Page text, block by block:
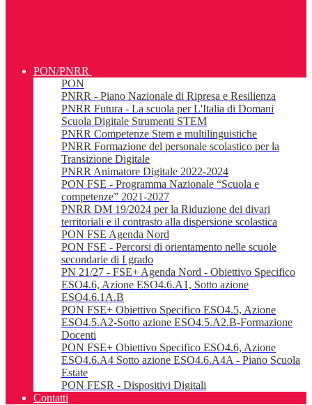
PON/PNRR
PON
PNRR - Piano Nazionale di Ripresa e Resilienza
PNRR Futura - La scuola per L'Italia di Domani
Scuola Digitale Strumenti STEM
PNRR Competenze Stem e multilinguistiche
PNRR Formazione del personale scolastico per la
Transizione Digitale
PNRR Animatore Digitale 2022-2024
PON FSE - Programma Nazionale “Scuola e
competenze” 2021-2027
PNRR DM 19/2024 per la Riduzione dei divari
territoriali e il contrasto alla dispersione scolastica
PON FSE Agenda Nord
PON FSE - Percorsi di orientamento nelle scuole
secondarie di I grado
PN 21/27 - FSE+ Agenda Nord - Obiettivo Specifico
ESO4.6, Azione ESO4.6.A1, Sotto azione
ESO4.6.1A.B
PON FSE+ Obiettivo Specifico ESO4.5, Azione
ESO4.5.A2-Sotto azione ESO4.5.A2.B-Formazione
Docenti
PON FSE+ Obiettivo Specifico ESO4.6, Azione
ESO4.6.A4 Sotto azione ESO4.6.A4A - Piano Scuola
Estate
PON FESR - Dispositivi Digitali
Contatti